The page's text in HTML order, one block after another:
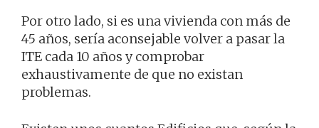
Por otro lado, si es una vivienda con más de
45 años, sería aconsejable volver a pasar la
ITE cada 10 años y comprobar
exhaustivamente de que no existan
problemas.